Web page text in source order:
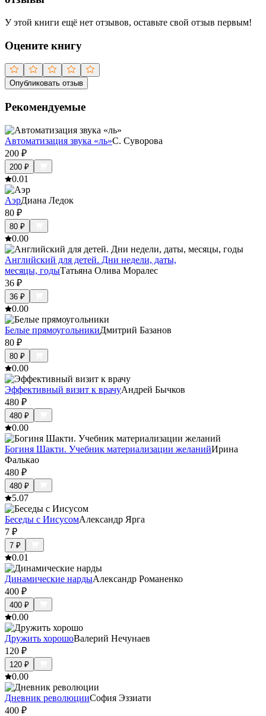
У этой книги ещё нет отзывов, оставьте свой отзыв первым!
Оцените книгу
Опубликовать отзыв
Рекомендуемые
Автоматизация звука «ль»С. Суворова
200 ₽
200 ₽
0.01
АэрДиана Ледок
80 ₽
80 ₽
0.00
Английский для детей. Дни недели, даты,
месяцы, годыТатьяна Олива Моралес
36 ₽
36 ₽
0.00
Белые прямоугольникиДмитрий Базанов
80 ₽
80 ₽
0.00
Эффективный визит к врачуАндрей Бычков
480 ₽
480 ₽
0.00
Богиня Шакти. Учебник материализации желанийИрина
Фалькао
480 ₽
480 ₽
5.07
Беседы с ИисусомАлександр Ярга
7 ₽
7 ₽
0.01
Динамические нардыАлександр Романенко
400 ₽
400 ₽
0.00
Дружить хорошоВалерий Нечунаев
120 ₽
120 ₽
0.00
Дневник революцииСофия Эззиати
400 ₽